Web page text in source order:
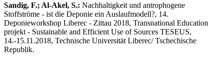
Sandig, F.; Al-Akel, S.: Nachhaltigkeit und antrophogene
Stoffströme - ist die Deponie ein Auslaufmodell?, 14.
Deponieworkshop Liberec - Zittau 2018, Transnational Education
projekt - Sustainable and Efficient Use of Sources TESEUS,
14.-15.11.2018, Technische Universität Liberec/ Tschechische
Republik.